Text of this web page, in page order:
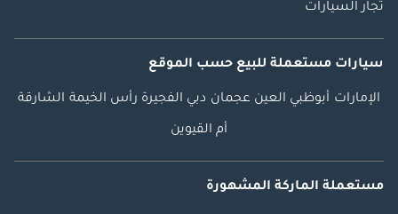
تجار السيارات
سيارات مستعملة للبيع حسب الموقع
الإمارات أبوظبي العين عجمان دبي الفجيرة رأس الخيمة الشارقة
أم القيوين
مستعملة الماركة المشهورة